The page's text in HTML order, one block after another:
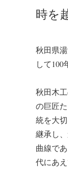
時を
秋田県
して100
秋田木
の巨匠
統を大
継承し
曲線で
代にあ